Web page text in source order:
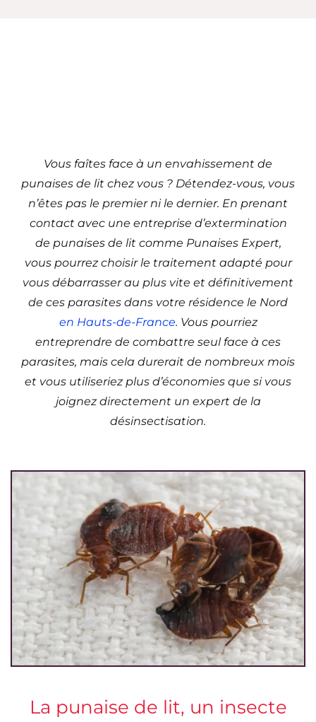
Vous faîtes face à un envahissement de
punaises de lit chez vous ? Détendez-vous, vous
n’êtes pas le premier ni le dernier. En prenant
contact avec une entreprise d’extermination
de punaises de lit comme Punaises Expert,
vous pourrez choisir le traitement adapté pour
vous débarrasser au plus vite et définitivement
de ces parasites dans votre résidence le Nord
en Hauts-de-France. Vous pourriez
entreprendre de combattre seul face à ces
parasites, mais cela durerait de nombreux mois
et vous utiliseriez plus d’économies que si vous
joignez directement un expert de la
désinsectisation.
La punaise de lit, un insecte